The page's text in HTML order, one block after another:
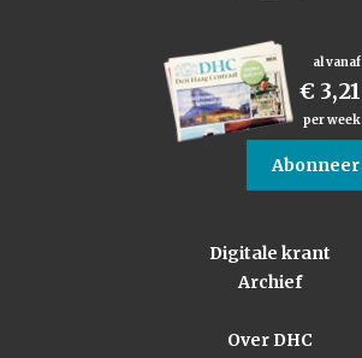
al vanaf
€ 3,21
per week
Abonneer
Digitale krant
Archief
Over DHC